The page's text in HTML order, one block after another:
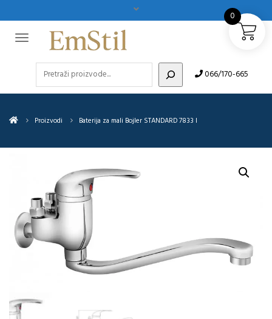
066/170-665
Proizvodi Baterija za mali Bojler STANDARD 7833 I
0